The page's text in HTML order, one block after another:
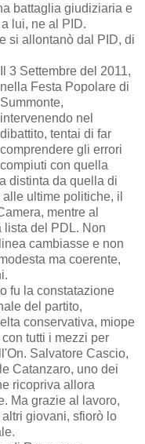
battaglia giudiziaria e
lui, ne al PID.
si allontanò dal PID, di
Il 3 Settembre del 2011,
nella Festa Popolare di
Summonte,
intervenendo nel
dibattito, tentai di far
comprendere gli errori
compiuti con quella
distinta da quella di
ultime politiche, il
mentre al
lista del PDL. Non
cambiasse e non
ma coerente,
fu la constatazione
del partito,
conservativa, miope
tutti i mezzi per
Salvatore Cascio,
Catanzaro, uno dei
ricopriva allora
Ma grazie al lavoro,
giovani, sfiorò lo